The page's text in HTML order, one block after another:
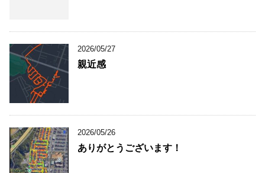
2026/05/27
親近感
2026/05/26
ありがとうございます！